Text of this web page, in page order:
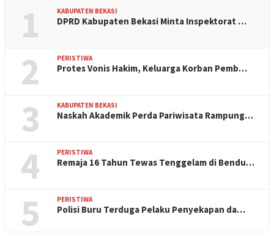
1 KABUPATEN BEKASI
DPRD Kabupaten Bekasi Minta Inspektorat …
2 PERISTIWA
Protes Vonis Hakim, Keluarga Korban Pemb…
3 KABUPATEN BEKASI
Naskah Akademik Perda Pariwisata Rampung…
4 PERISTIWA
Remaja 16 Tahun Tewas Tenggelam di Bendu…
5 PERISTIWA
Polisi Buru Terduga Pelaku Penyekapan da…